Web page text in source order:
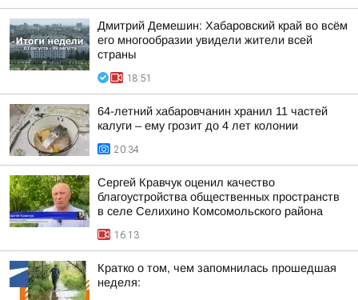
Дмитрий Демешин: Хабаровский край во всём
его многообразии увидели жители всей
страны
18:51
64-летний хабаровчанин хранил 11 частей
калуги – ему грозит до 4 лет колонии
20:34
Сергей Кравчук оценил качество
благоустройства общественных пространств
в селе Селихино Комсомольского района
16:13
Кратко о том, чем запомнилась прошедшая
неделя: